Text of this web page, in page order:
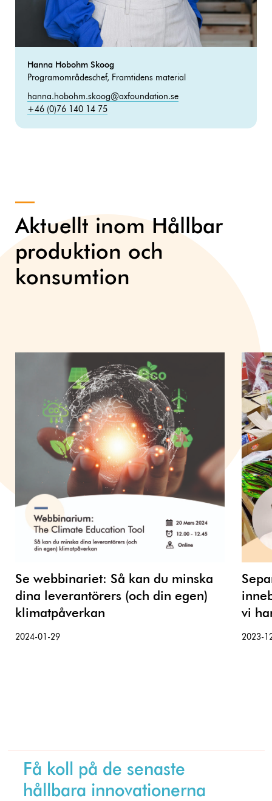
Hanna Hobohm Skoog
Programområdeschef, Framtidens material
hanna.hobohm.skoog@axfoundation.se
+46 (0)76 140 14 75
Aktuellt inom Hållbar
produktion och
konsumtion
Se webbinariet: Så kan du minska
dina leverantörers (och din egen)
klimatpåverkan
2024-01-29
vi
2023-
Få koll på de senaste
hållbara innovationerna